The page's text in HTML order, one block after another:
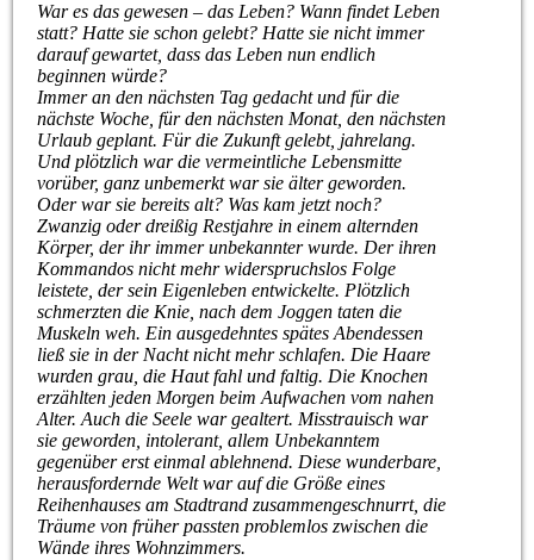
War es das gewesen – das Leben? Wann findet Leben
statt? Hatte sie schon gelebt? Hatte sie nicht immer
darauf gewartet, dass das Leben nun endlich
beginnen würde?
Immer an den nächsten Tag gedacht und für die
nächste Woche, für den nächsten Monat, den nächsten
Urlaub geplant. Für die Zukunft gelebt, jahrelang.
Und plötzlich war die vermeintliche Lebensmitte
vorüber, ganz unbemerkt war sie älter geworden.
Oder war sie bereits alt? Was kam jetzt noch?
Zwanzig oder dreißig Restjahre in einem alternden
Körper, der ihr immer unbekannter wurde. Der ihren
Kommandos nicht mehr widerspruchslos Folge
leistete, der sein Eigenleben entwickelte. Plötzlich
schmerzten die Knie, nach dem Joggen taten die
Muskeln weh. Ein ausgedehntes spätes Abendessen
ließ sie in der Nacht nicht mehr schlafen. Die Haare
wurden grau, die Haut fahl und faltig. Die Knochen
erzählten jeden Morgen beim Aufwachen vom nahen
Alter. Auch die Seele war gealtert. Misstrauisch war
sie geworden, intolerant, allem Unbekanntem
gegenüber erst einmal ablehnend. Diese wunderbare,
herausfordernde Welt war auf die Größe eines
Reihenhauses am Stadtrand zusammengeschnurrt, die
Träume von früher passten problemlos zwischen die
Wände ihres Wohnzimmers.